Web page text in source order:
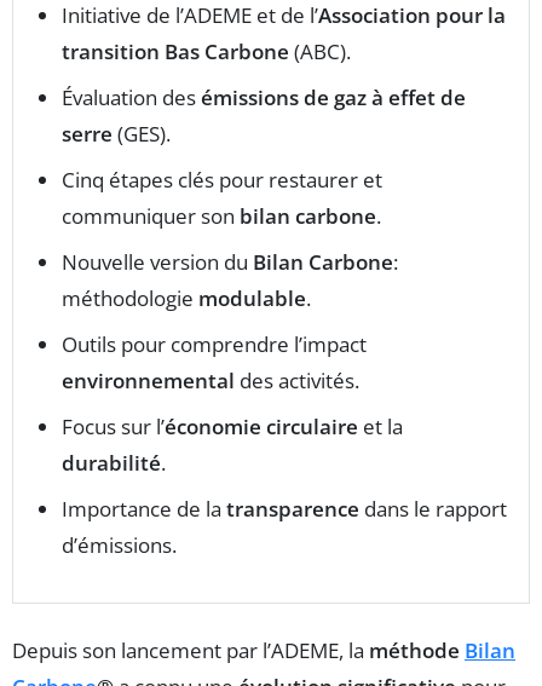
Initiative de l’ADEME et de l’Association pour la
transition Bas Carbone (ABC).
Évaluation desémissions de gaz à effet de
serre (GES).
Cinq étapes clés pour restaurer et
communiquer son bilan carbone.
Nouvelle version du Bilan Carbone:
méthodologie modulable.
Outils pour comprendre l’impact
environnemental des activités.
Focus sur l’économie circulaire et la
durabilité.
Importance de la transparence dans le rapport
d’émissions.
Depuis son lancement par l’ADEME, la méthode Bilan